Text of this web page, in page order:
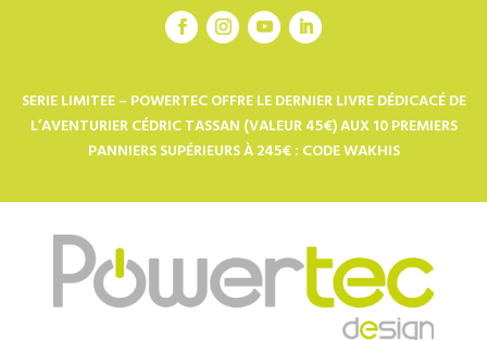
SERIE LIMITEE – POWERTEC OFFRE LE DERNIER LIVRE DÉDICACÉ DE
L’AVENTURIER CÉDRIC TASSAN (VALEUR 45€) AUX 10 PREMIERS
PANNIERS SUPÉRIEURS À 245€ : CODE WAKHIS